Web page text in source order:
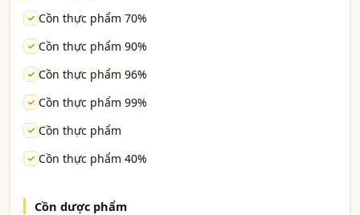
Cồn thực phẩm 70%
Cồn thực phẩm 90%
Cồn thực phẩm 96%
Cồn thực phẩm 99%
Cồn thực phẩm
Cồn thực phẩm 40%
Cồn dược phẩm